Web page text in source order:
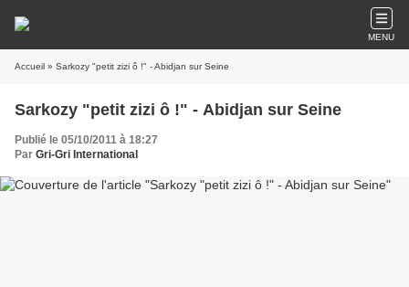
MENU
Accueil » Sarkozy "petit zizi ô !" - Abidjan sur Seine
Sarkozy "petit zizi ô !" - Abidjan sur Seine
Publié le 05/10/2011 à 18:27
Par Gri-Gri International